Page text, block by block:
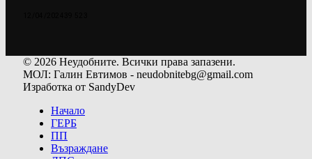
© 2026 Неудобните. Всички права запазени.
МОЛ: Галин Евтимов - neudobnitebg@gmail.com
Изработка от SandyDev
Начало
ГЕРБ
ПП
Възраждане